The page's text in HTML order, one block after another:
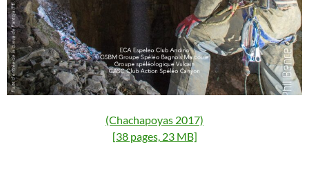
(Chachapoyas 2017)
[38 pages, 23 MB]